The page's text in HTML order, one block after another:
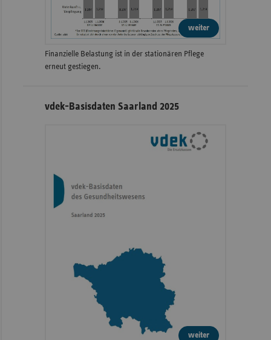
weiter
Finanzielle Belastung ist in der stationären Pflege
erneut gestiegen.
vdek-Basisdaten Saarland 2025
weiter